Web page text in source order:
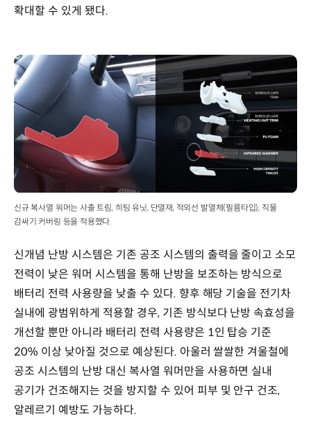
확대할 수 있게 됐다.
신규 복사열 워머는 사출 트림, 히팅 유닛, 단열재, 적외선 발열체(필름타입), 직물
감싸기 커버링 등을 적용했다.
신개념 난방 시스템은 기존 공조 시스템의 출력을 줄이고 소모
전력이 낮은 워머 시스템을 통해 난방을 보조하는 방식으로
배터리 전력 사용량을 낮출 수 있다. 향후 해당 기술을 전기차
실내에 광범위하게 적용할 경우, 기존 방식보다 난방 속효성을
개선할 뿐만 아니라 배터리 전력 사용량은 1인 탑승 기준
20% 이상 낮아질 것으로 예상된다. 아울러 쌀쌀한 겨울철에
공조 시스템의 난방 대신 복사열 워머만을 사용하면 실내
공기가 건조해지는 것을 방지할 수 있어 피부 및 안구 건조,
알레르기 예방도 가능하다.